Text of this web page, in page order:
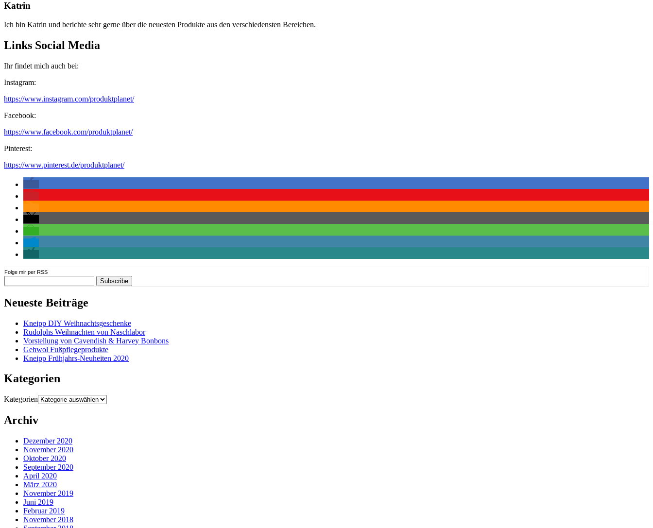
Katrin
Ich bin Katrin und berichte sehr gerne über die neuesten Produkte aus den verschiedensten Bereichen.
Links Social Media
Ihr findet mich auch bei:
Instagram:
https://www.instagram.com/produktplanet/
Facebook:
https://www.facebook.com/produktplanet/
Pinterest:
https://www.pinterest.de/produktplanet/
Folge mir per RSS
Neueste Beiträge
Kneipp DIY Weihnachtsgeschenke
Rudolphs Weihnachten von Naschlabor
Vorstellung von Cavendish & Harvey Bonbons
Gehwol Fußpflegeprodukte
Kneipp Frühjahrs-Neuheiten 2020
Kategorien
Kategorien
Archiv
Dezember 2020
November 2020
Oktober 2020
September 2020
April 2020
März 2020
November 2019
Juni 2019
Februar 2019
November 2018